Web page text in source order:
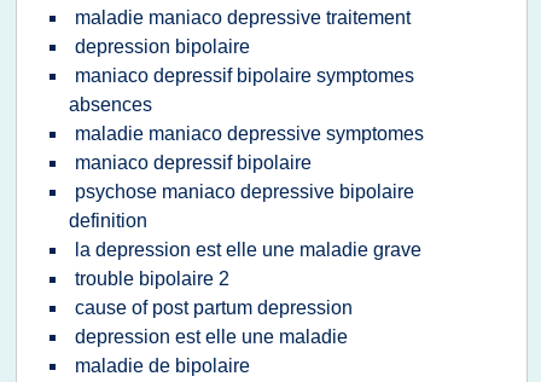
maladie maniaco depressive traitement
depression bipolaire
maniaco depressif bipolaire symptomes
absences
maladie maniaco depressive symptomes
maniaco depressif bipolaire
psychose maniaco depressive bipolaire
definition
la depression est elle une maladie grave
trouble bipolaire 2
cause of post partum depression
depression est elle une maladie
maladie de bipolaire